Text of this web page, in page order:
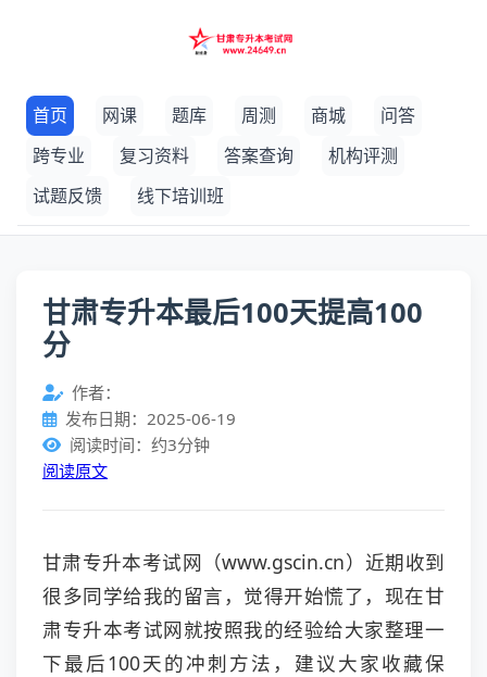
首页 网课 题库 周测 商城
问答
跨专业
复习资料 答案查询
机构评测
试题反馈
线下培训班
甘肃专升本最后100天提高100
分
作者：
发布日期：2025-06-19
阅读时间：约3分钟
阅读原文
甘肃专升本考试网（www.gscin.cn）近期收到
很多同学给我的留言，觉得开始慌了，现在甘
肃专升本考试网就按照我的经验给大家整理一
下最后100天的冲刺方法，建议大家收藏保